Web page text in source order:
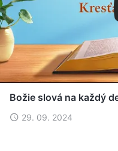
Božie slová na každý
29. 09. 2024